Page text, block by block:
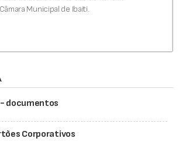
Municipal de Ibaiti.
documentos
Corporativos